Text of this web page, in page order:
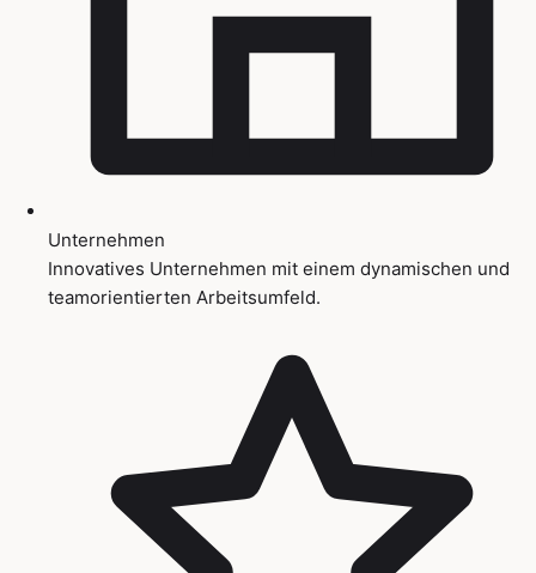
Unternehmen
Innovatives Unternehmen mit einem dynamischen und
teamorientierten Arbeitsumfeld.